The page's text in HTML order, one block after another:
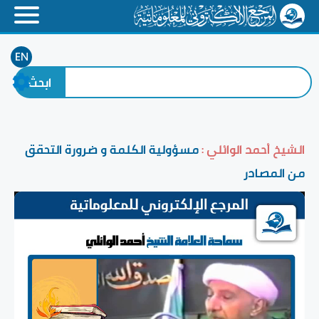
EN
الشيخ أحمد الوائلي :مسؤولية الكلمة و ضرورة التحقق
من المصادر